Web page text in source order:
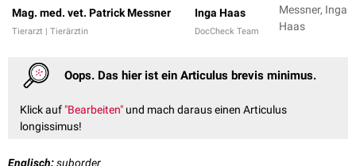
Mag. med. vet. Patrick Messner
Tierarzt | Tierärztin
Inga Haas
DocCheck Team
Messner, Inga
Haas
Oops. Das hier ist ein Articulus brevis minimus.
Klick auf "Bearbeiten" und mach daraus einen Articulus
longissimus!
Englisch:suborder